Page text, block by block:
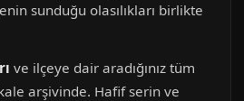
sunduğu olasılıkları birlikte
ve ilçeye dair aradığınız tüm
arşivinde. Hafif serin ve